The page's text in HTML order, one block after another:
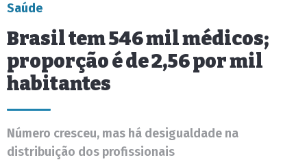
Saúde
Brasil tem 546 mil médicos;
proporção é de 2,56 por mil
habitantes
Número cresceu, mas há desigualdade na
distribuição dos profissionais